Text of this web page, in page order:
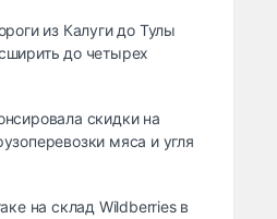
из Калуги до Тулы
до четырех
скидки на
мяса и угля
на склад Wildberries в